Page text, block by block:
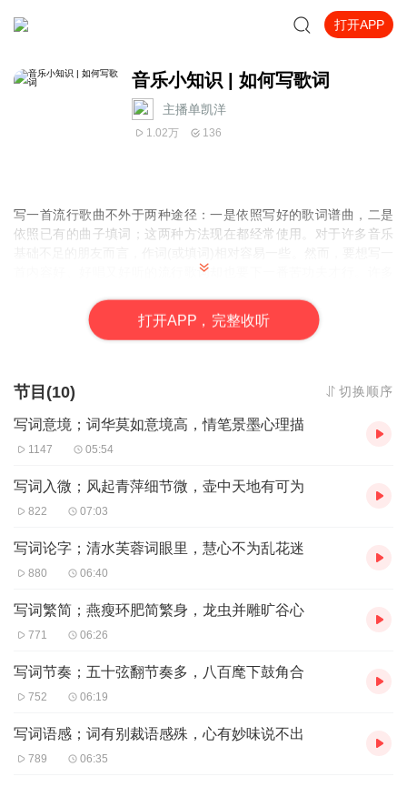
打开APP
音乐小知识 | 如何写歌词
主播单凯洋
1.02万 136
写一首流行歌曲不外于两种途径：一是依照写好的歌词谱曲，二是
依照已有的曲子填词；这两种方法现在都经常使用。对于许多音乐
首内容好、好唱又好听的流行歌词却也要下一番苦功夫才行。许多
我们发现其中的大部分要么是语言表达的功力还不够，要么虽然写
得不错却很难谱上曲子来唱。为什么会这样呢？主要是因为这些朋
打开APP，完整收听
节目(10) 切换顺序
写词意境；词华莫如意境高，情笔景墨心理描
1147 05:54
写词入微；风起青萍细节微，壶中天地有可为
822 07:03
写词论字；清水芙蓉词眼里，慧心不为乱花迷
880 06:40
写词繁简；燕瘦环肥简繁身，龙虫并雕旷谷心
771 06:26
写词节奏；五十弦翻节奏多，八百麾下鼓角合
752 06:19
写词语感；词有别裁语感殊，心有妙味说不出
789 06:35